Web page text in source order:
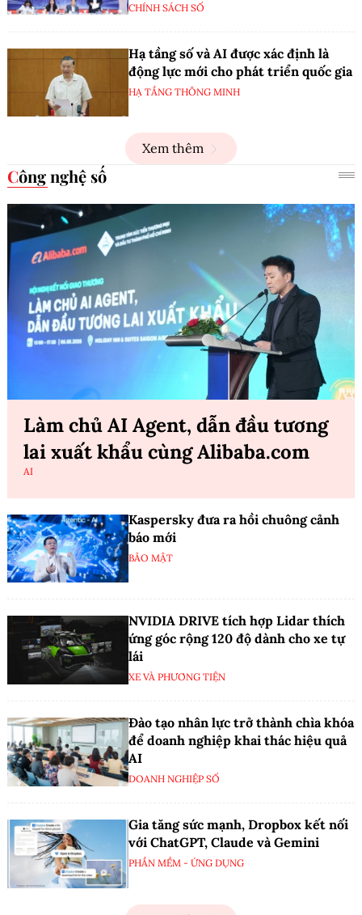
CHÍNH SÁCH SỐ
Hạ tầng số và AI được xác định là
động lực mới cho phát triển quốc gia
HẠ TẦNG THÔNG MINH
Xem thêm
Công nghệ số
Làm chủ AI Agent, dẫn đầu tương
lai xuất khẩu cùng Alibaba.com
AI
Kaspersky đưa ra hồi chuông cảnh
báo mới
BẢO MẬT
NVIDIA DRIVE tích hợp Lidar thích
ứng góc rộng 120 độ dành cho xe tự
lái
XE VÀ PHƯƠNG TIỆN
Đào tạo nhân lực trở thành chìa khóa
để doanh nghiệp khai thác hiệu quả
AI
DOANH NGHIỆP SỐ
Gia tăng sức mạnh, Dropbox kết nối
với ChatGPT, Claude và Gemini
PHẦN MỀM - ỨNG DỤNG